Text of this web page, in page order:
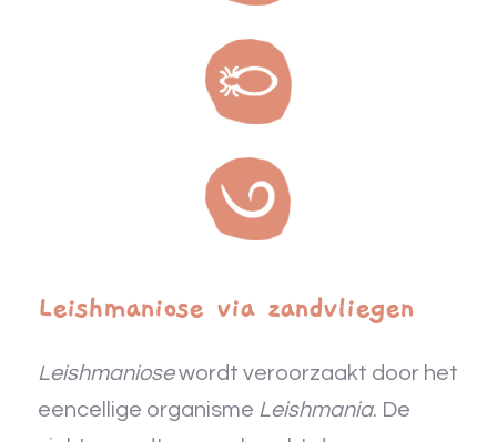
Leishmaniose via zandvliegen
Leishmaniosewordt veroorzaakt door het
eencellige organisme Leishmania. De